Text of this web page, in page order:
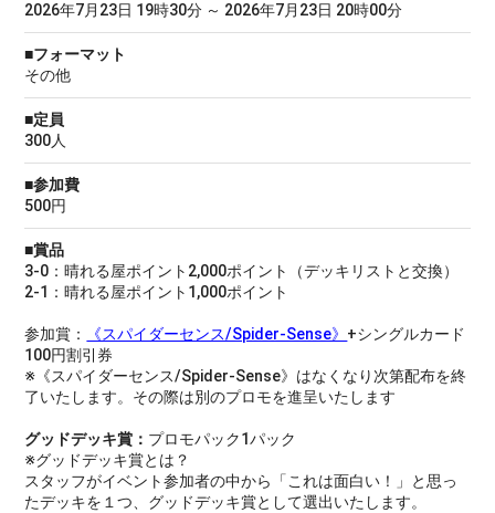
2026年7月23日 19時30分 ～ 2026年7月23日 20時00分
■フォーマット
その他
■定員
300人
■参加費
500円
■賞品
3-0：晴れる屋ポイント2,000ポイント（デッキリストと交換）
2-1：晴れる屋ポイント1,000ポイント
参加賞： 《スパイダーセンス/Spider-Sense》 +シングルカード
100円割引券
※《スパイダーセンス/Spider-Sense》はなくなり次第配布を終
了いたします。その際は別のプロモを進呈いたします
グッドデッキ賞： プロモパック1パック
※グッドデッキ賞とは？
スタッフがイベント参加者の中から「これは面白い！」と思っ
たデッキを１つ、グッドデッキ賞として選出いたします。